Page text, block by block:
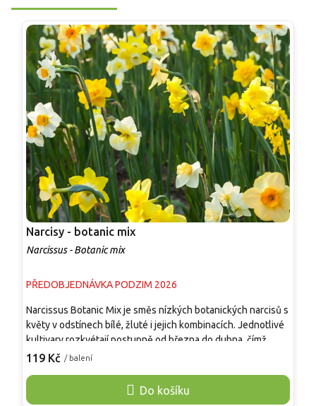
Narcisy - botanic mix
Narcissus - Botanic mix
PŘEDOBJEDNÁVKA PODZIM 2026
119 Kč / balení
Do košíku
Narcissus Botanic Mix je směs nízkých botanických narcisů s
květy v odstínech bílé, žluté i jejich kombinacích. Jednotlivé
kultivary rozkvétají postupně od března do dubna, čímž
prodlužují období jarního kvetení. Díky kompaktnímu vzrůstu
nádob. Cibule se na vhodném stanovišti postupně rozrůstají,
vytvářejí přirozené porosty a každoročně spolehlivě